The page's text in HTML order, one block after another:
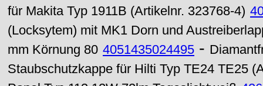
für Makita Typ 1911B (Artikelnr. 323768-4)
(Locksytem) mit MK1 Dorn und
mm Körnung 80 4051435024495 -
Staubschutzkappe für Hilti Typ TE24 TE25